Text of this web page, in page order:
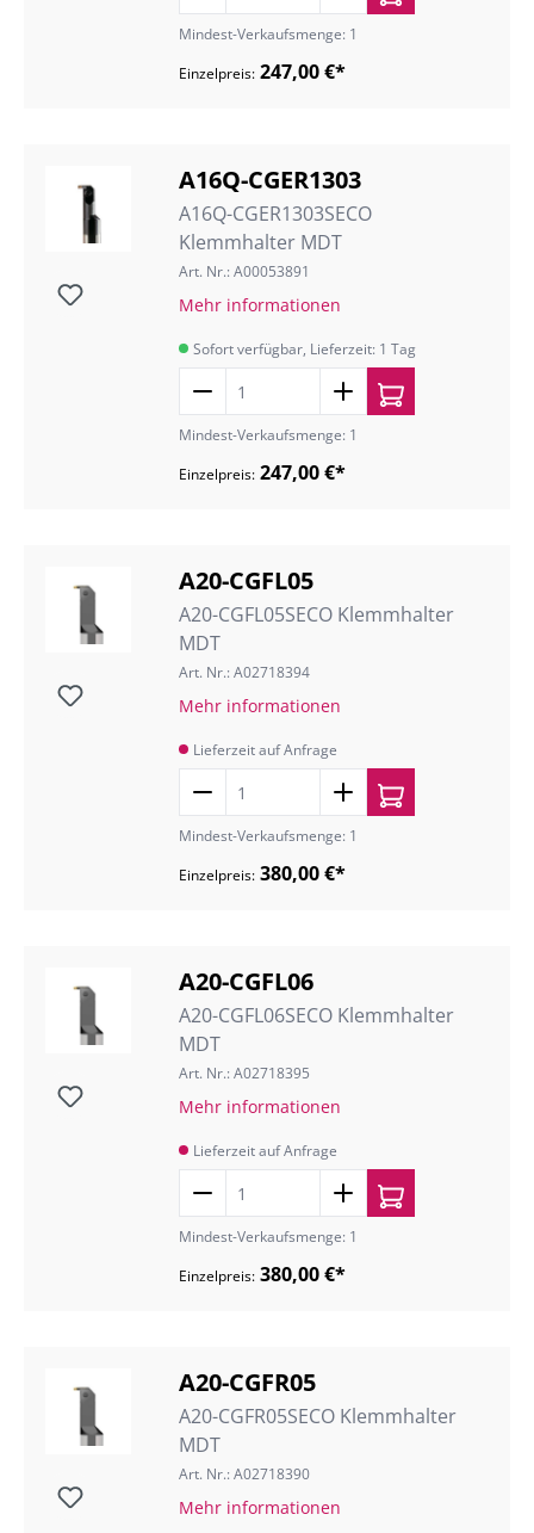
Mindest-Verkaufsmenge: 1
Einzelpreis: 247,00 €*
A16Q-CGER1303
A16Q-CGER1303SECO
Klemmhalter MDT
Art. Nr.: A00053891
Mehr informationen
Sofort verfügbar, Lieferzeit: 1 Tag
Mindest-Verkaufsmenge: 1
Einzelpreis: 247,00 €*
A20-CGFL05
A20-CGFL05SECO Klemmhalter
MDT
Art. Nr.: A02718394
Mehr informationen
Lieferzeit auf Anfrage
Mindest-Verkaufsmenge: 1
Einzelpreis: 380,00 €*
A20-CGFL06
A20-CGFL06SECO Klemmhalter
MDT
Art. Nr.: A02718395
Mehr informationen
Lieferzeit auf Anfrage
Mindest-Verkaufsmenge: 1
Einzelpreis: 380,00 €*
A20-CGFR05
A20-CGFR05SECO Klemmhalter
MDT
Art. Nr.: A02718390
Mehr informationen